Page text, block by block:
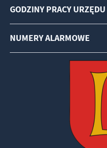
GODZINY PRACY URZĘDU
NUMERY ALARMOWE